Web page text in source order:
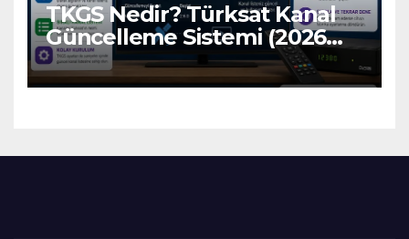
TKGS Nedir? Türksat Kanal
Güncelleme Sistemi (2026
Ayarları)